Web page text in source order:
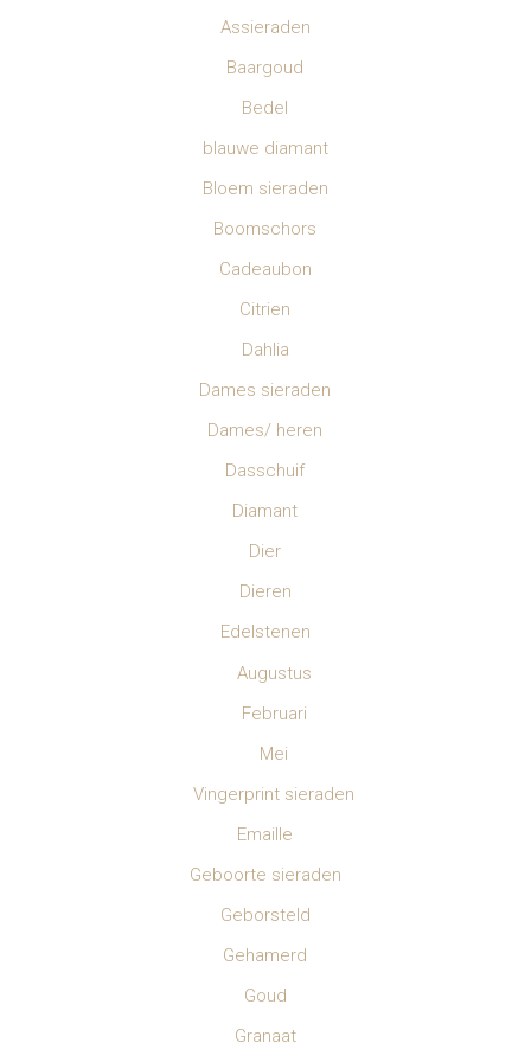
Assieraden
Baargoud
Bedel
blauwe diamant
Bloem sieraden
Boomschors
Cadeaubon
Citrien
Dahlia
Dames sieraden
Dames/ heren
Dasschuif
Diamant
Dier
Dieren
Edelstenen
Augustus
Februari
Mei
Vingerprint sieraden
Emaille
Geboorte sieraden
Geborsteld
Gehamerd
Goud
Granaat